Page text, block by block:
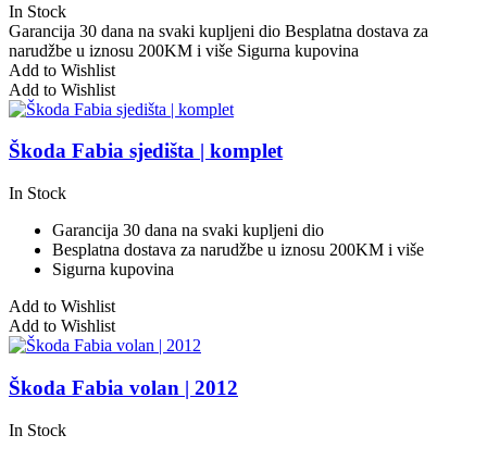
In Stock
Garancija 30 dana na svaki kupljeni dio Besplatna dostava za
narudžbe u iznosu 200KM i više Sigurna kupovina
Add to Wishlist
Add to Wishlist
Škoda Fabia sjedišta | komplet
In Stock
Garancija 30 dana na svaki kupljeni dio
Besplatna dostava za narudžbe u iznosu 200KM i više
Sigurna kupovina
Add to Wishlist
Add to Wishlist
Škoda Fabia volan | 2012
In Stock